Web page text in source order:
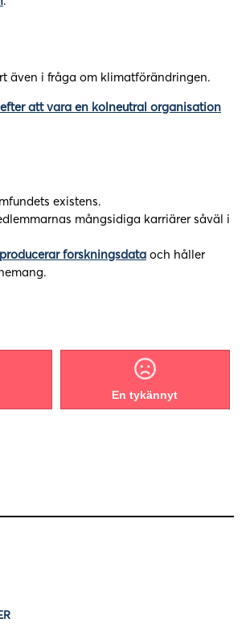
även i fråga om klimatförändringen.
att vara en kolneutral organisation
existens.
mångsidiga karriärer såväl i
forskningsdata och håller
En tykännyt